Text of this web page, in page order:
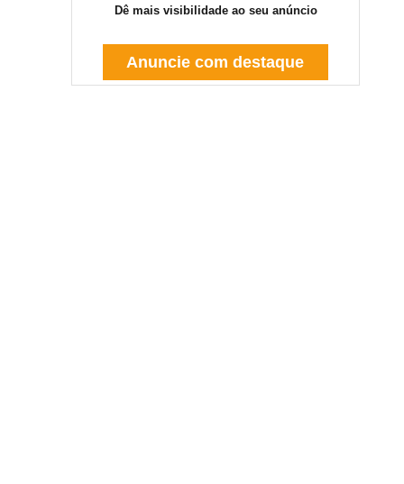
Dê mais visibilidade ao seu anúncio
Anuncie com destaque